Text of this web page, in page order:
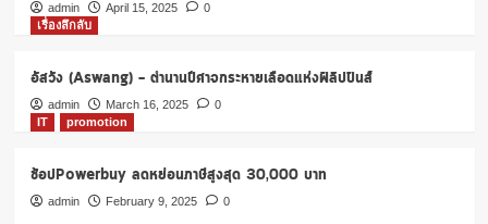
admin April 15, 2025
0
เรื่องลึกลับ
อัสวัง (Aswang) – ตำนานปีศาจกระหายเลือดแห่งฟิลิปปินส์
admin March 16, 2025
0
IT
promotion
ช้อปPowerbuy ลดหย่อนภาษีสูงสุด 30,000 บาท
admin February 9, 2025 0